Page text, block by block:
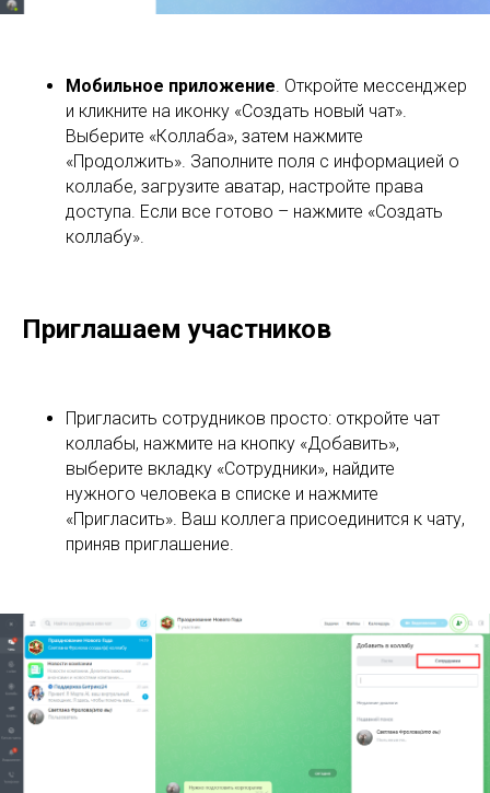
Мобильное приложение . Откройте мессенджер
и кликните на иконку «Создать новый чат».
Выберите «Коллаба», затем нажмите
«Продолжить». Заполните поля с информацией о
коллабе, загрузите аватар, настройте права
доступа. Если все готово – нажмите «Создать
коллабу».
Приглашаем участников
Пригласить сотрудников просто: откройте чат
коллабы, нажмите на кнопку «Добавить»,
выберите вкладку «Сотрудники», найдите
нужного человека в списке и нажмите
«Пригласить». Ваш коллега присоединится к чату,
приняв приглашение.